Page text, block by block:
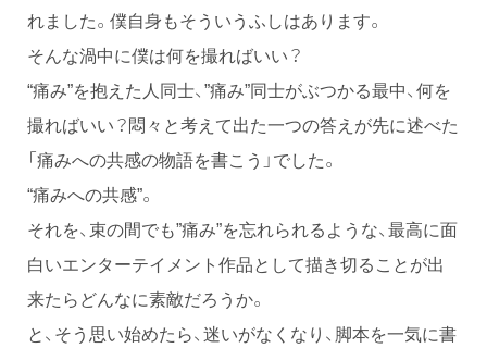
れました。僕自身もそういうふしはあります。
そんな渦中に僕は何を撮ればいい？
“痛み”を抱えた人同士、”痛み”同士がぶつかる最中、何を
撮ればいい？悶々と考えて出た一つの答えが先に述べた
「痛みへの共感の物語を書こう」でした。
“痛みへの共感”。
それを、束の間でも”痛み”を忘れられるような、最高に面
白いエンターテイメント作品として描き切ることが出
来たらどんなに素敵だろうか。
と、そう思い始めたら、迷いがなくなり、脚本を一気に書